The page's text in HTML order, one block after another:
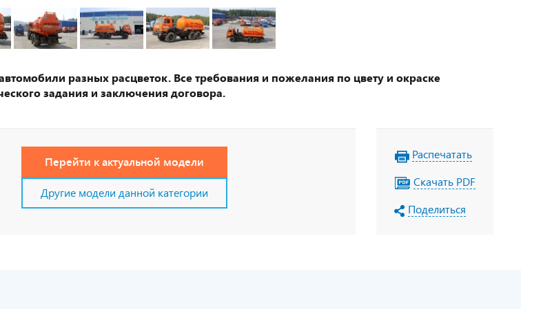
разных расцветок. Все требования и пожелания по цвету и окраске
задания и заключения договора.
Перейти к актуальной модели
Другие модели данной категории
Распечатать
Скачать PDF
Поделиться